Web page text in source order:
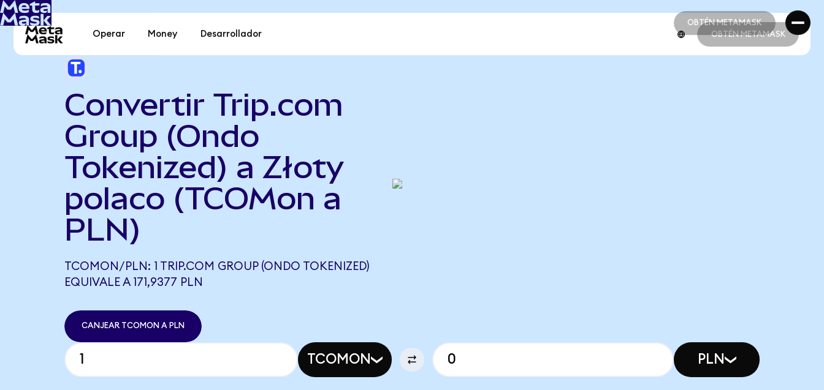
OBTÉN METAMASK
OBTÉN METAMASK
Operar Money Desarrollador OBTÉN METAMASK
Convertir Trip.com
Group (Ondo
Tokenized) a Złoty
polaco (TCOMon a
PLN)
TCOMON/PLN: 1 TRIP.COM GROUP (ONDO TOKENIZED)
EQUIVALE A 171,9377 PLN
CANJEAR TCOMON A PLN
TCOMON PLN